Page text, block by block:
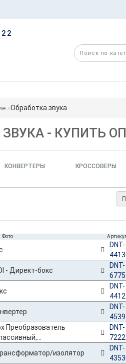
Обработка звука
- КУПИТЬ
КОНВЕРТЕРЫ КРОССОВЕРЫ
Фото
DNT-
DNT-
DNT-
DNT-
DNT-
DNT-